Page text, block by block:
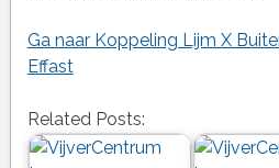
Ga naar Koppeling Lijm X
Effast
Related Posts: